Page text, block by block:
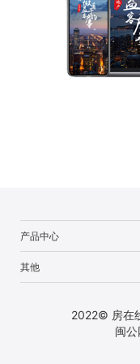
产品中心
其他
2022© 房在
闽